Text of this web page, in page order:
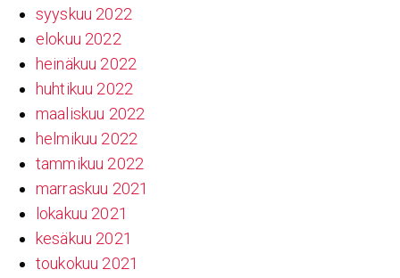
syyskuu 2022
elokuu 2022
heinäkuu 2022
huhtikuu 2022
maaliskuu 2022
helmikuu 2022
tammikuu 2022
marraskuu 2021
lokakuu 2021
kesäkuu 2021
toukokuu 2021